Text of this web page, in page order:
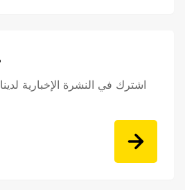
اشترك في النشرة الإخبارية